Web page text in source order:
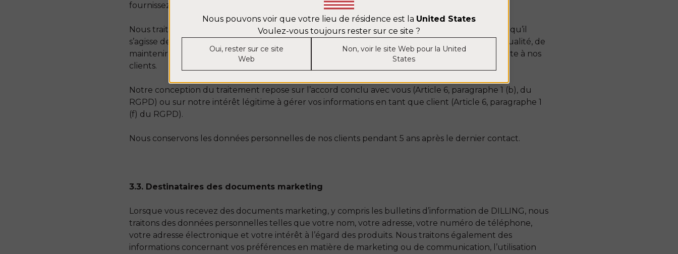
fournissez.
Nous traitons les données à caractère personnel afin de remplir notre contrat avec nos clients, qu’il
s’agisse de fournir les Services, de facturer, de tenir des statistiques, d’assurer la gestion de la qualité, de
maintenir notre registre de clients et de fournir des services généraux, de marketing et de vente à nos
clients.
Notre conception du traitement repose sur l’accord conclu avec vous (Article 6, paragraphe 1 (b), du
RGPD) ou sur notre intérêt légitime à gérer vos informations en tant que client (Article 6, paragraphe 1
(f) du RGPD).
Nous conservons les données personnelles de nos clients pendant 5 ans après le dernier contact.
3.3. Destinataires des documents marketing
Lorsque vous recevez des documents marketing, y compris les bulletins d’information de DILLING, nous
traitons des données personnelles telles que votre nom, votre adresse, votre numéro de téléphone,
votre adresse électronique et votre intérêt à l’égard des produits. Nous traitons également des
informations concernant vos préférences en matière de marketing ou de communication, l’utilisation
Nous pouvons voir que votre lieu de résidence est la United States
Voulez-vous toujours rester sur ce site ?
Oui, rester sur ce site
Web
Non, voir le site Web pour la United
States